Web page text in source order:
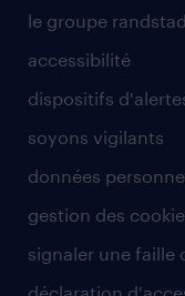
le groupe randstad
accessibilité
dispositifs
soyons vigilants
données
gestion des
signaler une faille